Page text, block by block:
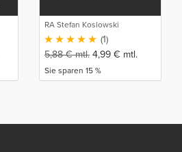
RA Stefan Koslowski
(1)
5,88€mtl. 4,99 € mtl.
Sie sparen 15 %